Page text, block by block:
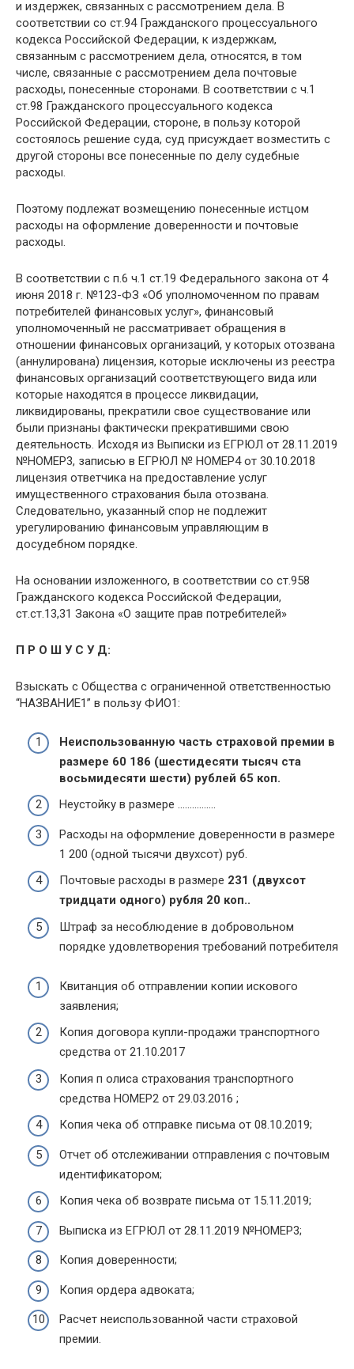
и издержек, связанных с рассмотрением дела. В
соответствии со ст.94 Гражданского процессуального
кодекса Российской Федерации, к издержкам,
связанным с рассмотрением дела, относятся, в том
числе, связанные с рассмотрением дела почтовые
расходы, понесенные сторонами. В соответствии с ч.1
ст.98 Гражданского процессуального кодекса
Российской Федерации, стороне, в пользу которой
состоялось решение суда, суд присуждает возместить с
другой стороны все понесенные по делу судебные
расходы.
Поэтому подлежат возмещению понесенные истцом
расходы на оформление доверенности и почтовые
расходы.
В соответствии с п.6 ч.1 ст.19 Федерального закона от 4
июня 2018 г. №123-ФЗ «Об уполномоченном по правам
потребителей финансовых услуг», финансовый
уполномоченный не рассматривает обращения в
отношении финансовых организаций, у которых отозвана
(аннулирована) лицензия, которые исключены из реестра
финансовых организаций соответствующего вида или
которые находятся в процессе ликвидации,
ликвидированы, прекратили свое существование или
были признаны фактически прекратившими свою
деятельность. Исходя из Выписки из ЕГРЮЛ от 28.11.2019
№НОМЕР3, записью в ЕГРЮЛ № НОМЕР4 от 30.10.2018
лицензия ответчика на предоставление услуг
имущественного страхования была отозвана.
Следовательно, указанный спор не подлежит
урегулированию финансовым управляющим в
досудебном порядке.
На основании изложенного, в соответствии со ст.958
Гражданского кодекса Российской Федерации,
ст.ст.13,31 Закона «О защите прав потребителей»
П Р О Ш У С У Д:
Взыскать с Общества с ограниченной ответственностью
“НАЗВАНИЕ1” в пользу ФИО1:
Неиспользованную часть страховой премии в
размере 60 186 (шестидесяти тысяч ста
восьмидесяти шести) рублей 65 коп.
Неустойку в размере …………….
Расходы на оформление доверенности в размере
1 200 (одной тысячи двухсот) руб.
Почтовые расходы в размере 231 (двухсот
тридцати одного) рубля 20 коп..
Штраф за несоблюдение в добровольном
порядке удовлетворения требований потребителя
Квитанция об отправлении копии искового
заявления;
Копия договора купли-продажи транспортного
средства от 21.10.2017
Копия п олиса страхования транспортного
средства НОМЕР2 от 29.03.2016 ;
Копия чека об отправке письма от 08.10.2019;
Отчет об отслеживании отправления с почтовым
идентификатором;
Копия чека об возврате письма от 15.11.2019;
Выписка из ЕГРЮЛ от 28.11.2019 №НОМЕР3;
Копия доверенности;
Копия ордера адвоката;
Расчет неиспользованной части страховой
премии.